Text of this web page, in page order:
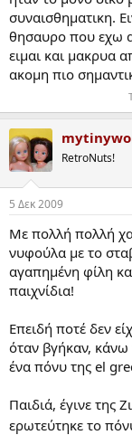
συναισθηματικη.
θησαυρο που εχω
ειμαι και μακρυα
ακομη πιο
RetroNuts!
5 Δεκ 2009
Με πολλή πολλή
νυφούλα με το
αγαπημένη φίλη
παιχνίδια!
Επειδή ποτέ δεν
όταν βγήκαν,
ένα πόνυ της el
Παιδιά, έγινε της
ερωτεύτηκε το